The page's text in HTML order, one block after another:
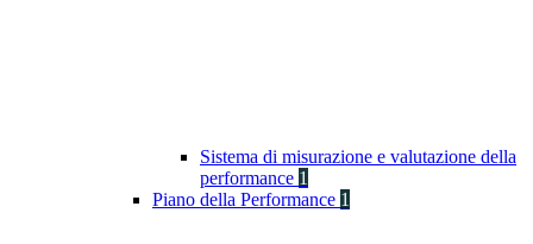
Sistema di misurazione e valutazione della
performance 1
Piano della Performance 1